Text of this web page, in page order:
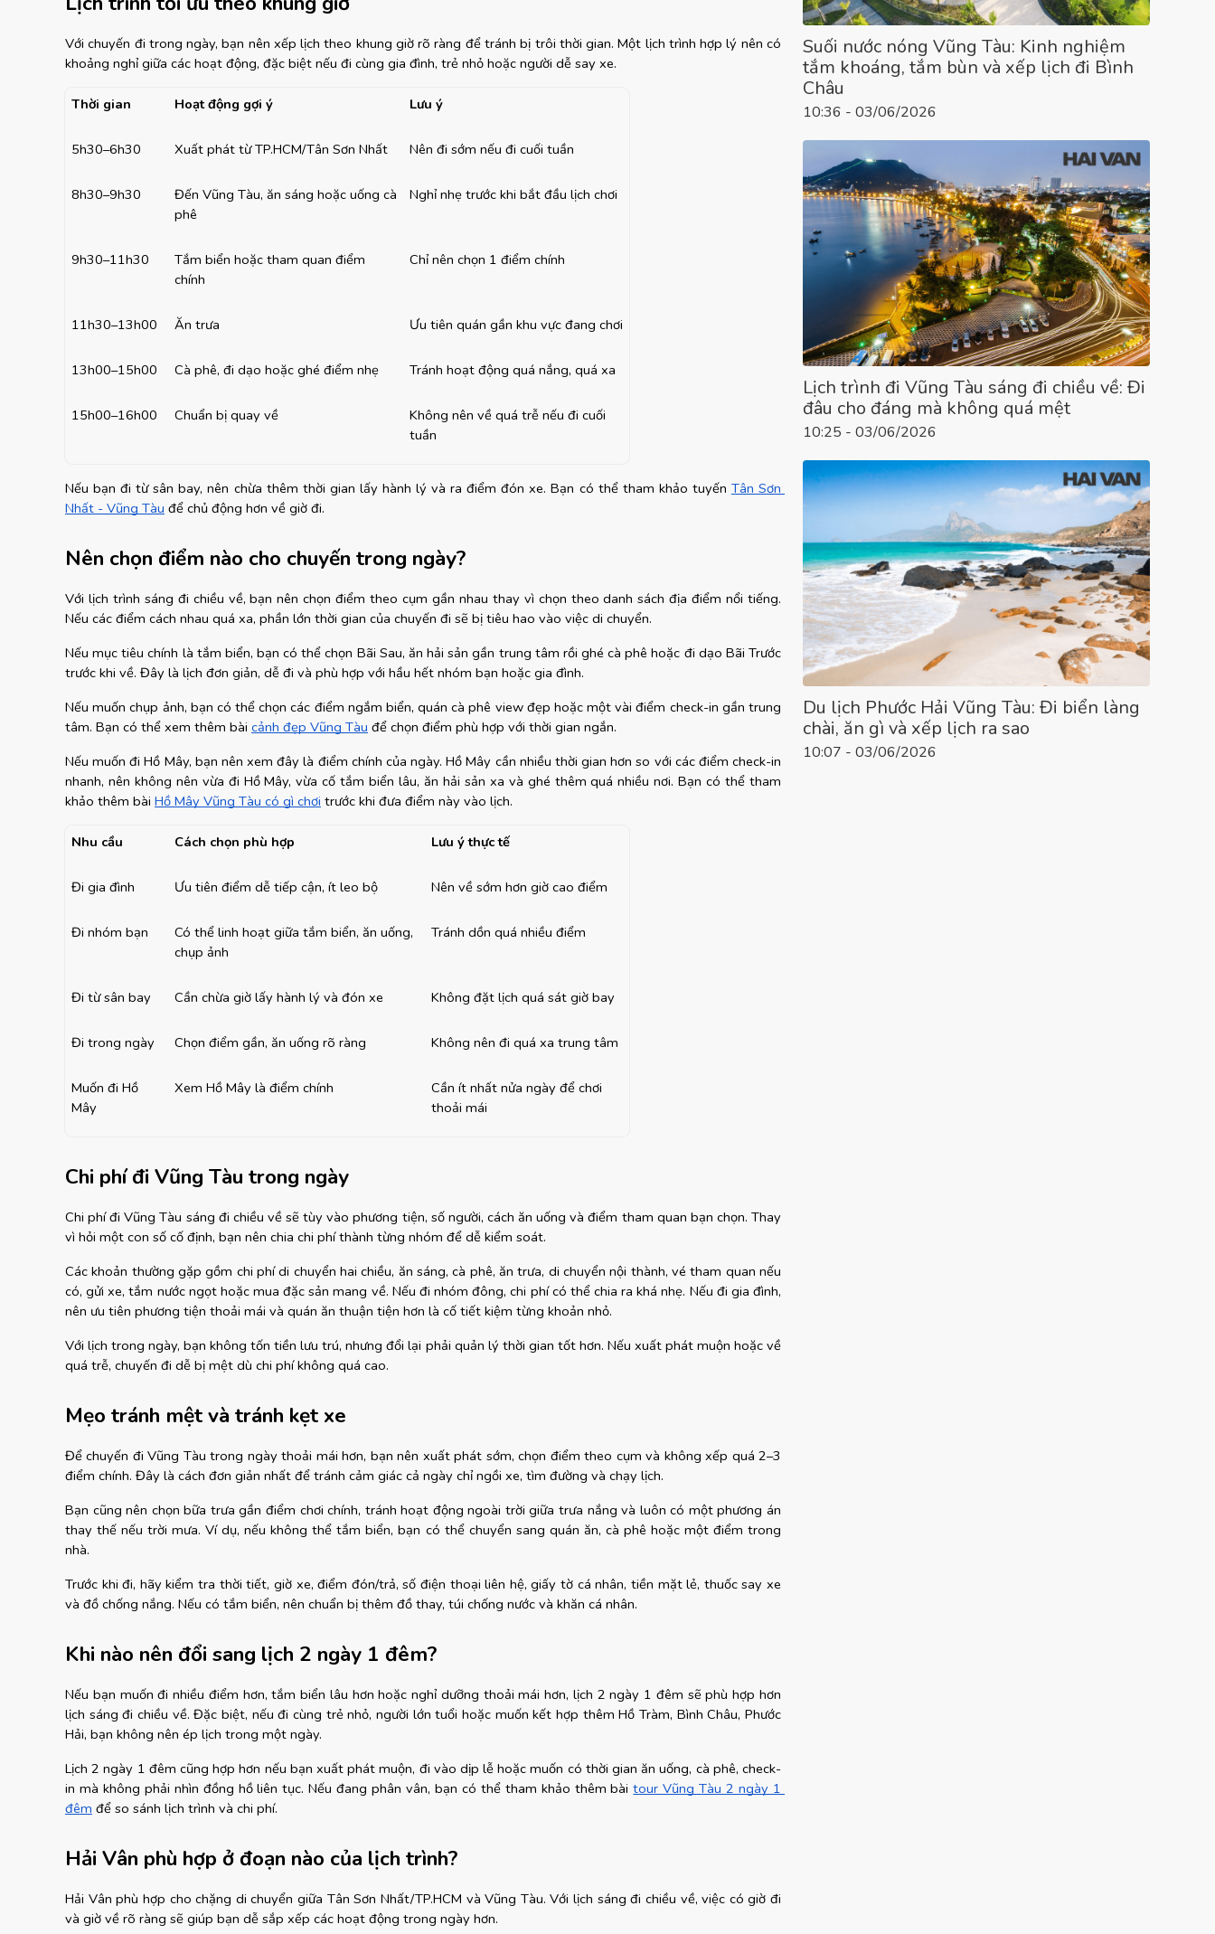
Với chuyến đi trong ngày, bạn nên xếp lịch theo khung giờ rõ ràng để tránh bị trôi thời gian. Một lịch trình hợp lý nên có
khoảng nghỉ giữa các hoạt động, đặc biệt nếu đi cùng gia đình, trẻ nhỏ hoặc người dễ say xe.
Thời gian Hoạt động gợi ý Lưu ý
5h30–6h30 Xuất phát từ TP.HCM/Tân Sơn Nhất Nên đi sớm nếu đi cuối tuần
8h30–9h30
Đến Vũng Tàu, ăn sáng hoặc uống cà
phê
Nghỉ nhẹ trước khi bắt đầu lịch chơi
9h30–11h30
Tắm biển hoặc tham quan điểm
chính
Chỉ nên chọn 1 điểm chính
11h30–13h00 Ăn trưa Ưu tiên quán gần khu vực đang chơi
13h00–15h00 Cà phê, đi dạo hoặc ghé điểm nhẹ Tránh hoạt động quá nắng, quá xa
15h00–16h00 Chuẩn bị quay về
Không nên về quá trễ nếu đi cuối
tuần
Nếu bạn đi từ sân bay, nên chừa thêm thời gian lấy hành lý và ra điểm đón xe. Bạn có thể tham khảo tuyến Tân Sơn
Nhất - Vũng Tàu để chủ động hơn về giờ đi.
Nên chọn điểm nào cho chuyến trong ngày?
Với lịch trình sáng đi chiều về, bạn nên chọn điểm theo cụm gần nhau thay vì chọn theo danh sách địa điểm nổi tiếng.
Nếu các điểm cách nhau quá xa, phần lớn thời gian của chuyến đi sẽ bị tiêu hao vào việc di chuyển.
Nếu mục tiêu chính là tắm biển, bạn có thể chọn Bãi Sau, ăn hải sản gần trung tâm rồi ghé cà phê hoặc đi dạo Bãi Trước
trước khi về. Đây là lịch đơn giản, dễ đi và phù hợp với hầu hết nhóm bạn hoặc gia đình.
Nếu muốn chụp ảnh, bạn có thể chọn các điểm ngắm biển, quán cà phê view đẹp hoặc một vài điểm check-in gần trung
tâm. Bạn có thể xem thêm bài cảnh đẹp Vũng Tàu để chọn điểm phù hợp với thời gian ngắn.
Nếu muốn đi Hồ Mây, bạn nên xem đây là điểm chính của ngày. Hồ Mây cần nhiều thời gian hơn so với các điểm check-in
nhanh, nên không nên vừa đi Hồ Mây, vừa cố tắm biển lâu, ăn hải sản xa và ghé thêm quá nhiều nơi. Bạn có thể tham
khảo thêm bài Hồ Mây Vũng Tàu có gì chơi trước khi đưa điểm này vào lịch.
Nhu cầu Cách chọn phù hợp Lưu ý thực tế
Đi gia đình Ưu tiên điểm dễ tiếp cận, ít leo bộ Nên về sớm hơn giờ cao điểm
Đi nhóm bạn
Có thể linh hoạt giữa tắm biển, ăn uống,
chụp ảnh
Tránh dồn quá nhiều điểm
Đi từ sân bay Cần chừa giờ lấy hành lý và đón xe Không đặt lịch quá sát giờ bay
Đi trong ngày Chọn điểm gần, ăn uống rõ ràng Không nên đi quá xa trung tâm
Muốn đi Hồ
Mây
Xem Hồ Mây là điểm chính
Cần ít nhất nửa ngày để chơi
thoải mái
Chi phí đi Vũng Tàu trong ngày
Chi phí đi Vũng Tàu sáng đi chiều về sẽ tùy vào phương tiện, số người, cách ăn uống và điểm tham quan bạn chọn. Thay
vì hỏi một con số cố định, bạn nên chia chi phí thành từng nhóm để dễ kiểm soát.
Các khoản thường gặp gồm chi phí di chuyển hai chiều, ăn sáng, cà phê, ăn trưa, di chuyển nội thành, vé tham quan nếu
có, gửi xe, tắm nước ngọt hoặc mua đặc sản mang về. Nếu đi nhóm đông, chi phí có thể chia ra khá nhẹ. Nếu đi gia đình,
nên ưu tiên phương tiện thoải mái và quán ăn thuận tiện hơn là cố tiết kiệm từng khoản nhỏ.
Với lịch trong ngày, bạn không tốn tiền lưu trú, nhưng đổi lại phải quản lý thời gian tốt hơn. Nếu xuất phát muộn hoặc về
quá trễ, chuyến đi dễ bị mệt dù chi phí không quá cao.
Mẹo tránh mệt và tránh kẹt xe
Để chuyến đi Vũng Tàu trong ngày thoải mái hơn, bạn nên xuất phát sớm, chọn điểm theo cụm và không xếp quá 2–3
điểm chính. Đây là cách đơn giản nhất để tránh cảm giác cả ngày chỉ ngồi xe, tìm đường và chạy lịch.
Bạn cũng nên chọn bữa trưa gần điểm chơi chính, tránh hoạt động ngoài trời giữa trưa nắng và luôn có một phương án
thay thế nếu trời mưa. Ví dụ, nếu không thể tắm biển, bạn có thể chuyển sang quán ăn, cà phê hoặc một điểm trong
nhà.
Trước khi đi, hãy kiểm tra thời tiết, giờ xe, điểm đón/trả, số điện thoại liên hệ, giấy tờ cá nhân, tiền mặt lẻ, thuốc say xe
và đồ chống nắng. Nếu có tắm biển, nên chuẩn bị thêm đồ thay, túi chống nước và khăn cá nhân.
Khi nào nên đổi sang lịch 2 ngày 1 đêm?
Nếu bạn muốn đi nhiều điểm hơn, tắm biển lâu hơn hoặc nghỉ dưỡng thoải mái hơn, lịch 2 ngày 1 đêm sẽ phù hợp hơn
lịch sáng đi chiều về. Đặc biệt, nếu đi cùng trẻ nhỏ, người lớn tuổi hoặc muốn kết hợp thêm Hồ Tràm, Bình Châu, Phước
Hải, bạn không nên ép lịch trong một ngày.
Lịch 2 ngày 1 đêm cũng hợp hơn nếu bạn xuất phát muộn, đi vào dịp lễ hoặc muốn có thời gian ăn uống, cà phê, check-
in mà không phải nhìn đồng hồ liên tục. Nếu đang phân vân, bạn có thể tham khảo thêm bài tour Vũng Tàu 2 ngày 1
đêm để so sánh lịch trình và chi phí.
Hải Vân phù hợp ở đoạn nào của lịch trình?
Hải Vân phù hợp cho chặng di chuyển giữa Tân Sơn Nhất/TP.HCM và Vũng Tàu. Với lịch sáng đi chiều về, việc có giờ đi
và giờ về rõ ràng sẽ giúp bạn dễ sắp xếp các hoạt động trong ngày hơn.
Suối nước nóng Vũng Tàu: Kinh nghiệm
tắm khoáng, tắm bùn và xếp lịch đi Bình
Châu
10:36 - 03/06/2026
Lịch trình đi Vũng Tàu sáng đi chiều về: Đi
đâu cho đáng mà không quá mệt
10:25 - 03/06/2026
Du lịch Phước Hải Vũng Tàu: Đi biển làng
chài, ăn gì và xếp lịch ra sao
10:07 - 03/06/2026